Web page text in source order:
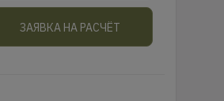
ЗАЯВКА НА РАСЧЁТ